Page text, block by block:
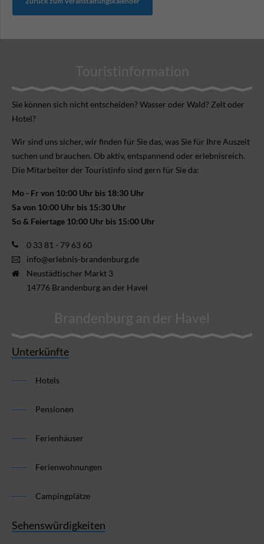
Touristinformation
Sie können sich nicht ent­scheiden? Wasser oder Wald? Zelt oder
Hotel?
Wir sind uns sicher, wir finden für Sie das, was Sie für Ihre Aus­zeit
suchen und brauchen. Ob aktiv, ent­spannend oder erlebnis­reich.
Die Mitarbeiter der Touristinfo sind gern für Sie da:
Mo - Fr von 10:00 Uhr bis 18:30 Uhr
Sa von 10:00 Uhr bis 15:30 Uhr
So & Feiertage 10:00 Uhr bis 15:00 Uhr
0 33 81 - 79 63 60
info@erlebnis-brandenburg.de
Neustädtischer Markt 3
14776 Brandenburg an der Havel
Brandenburg an der Havel
Unterkünfte
Hotels
Pensionen
Ferienhäuser
Ferienwohnungen
Campingplätze
Sehenswürdigkeiten